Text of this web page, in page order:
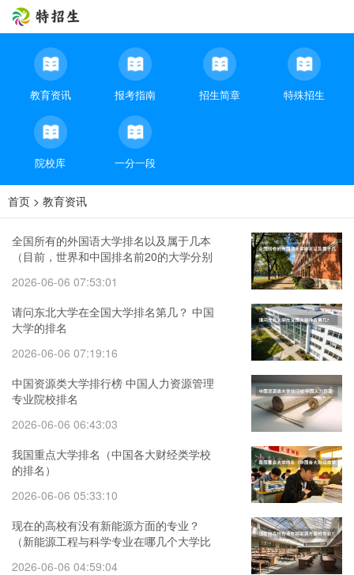
教育资讯 报考指南 招生简章 特殊招生
院校库 一分一段
首页 > 教育资讯
全国所有的外国语大学排名以及属于几本
（目前，世界和中国排名前20的大学分别
2026-06-06 07:53:01
请问东北大学在全国大学排名第几？ 中国
大学的排名
2026-06-06 07:19:16
中国资源类大学排行榜 中国人力资源管理
专业院校排名
2026-06-06 06:43:03
我国重点大学排名（中国各大财经类学校
的排名）
2026-06-06 05:33:10
现在的高校有没有新能源方面的专业？
（新能源工程与科学专业在哪几个大学比
2026-06-06 04:59:04